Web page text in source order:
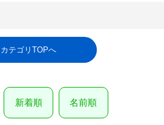
カテゴリTOPへ
新着順 名前順